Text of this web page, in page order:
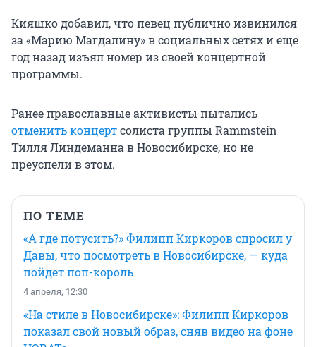
Кияшко добавил, что певец публично извинился
за «Марию Магдалину» в социальных сетях и еще
год назад изъял номер из своей концертной
программы.
Ранее православные активисты пытались
отменить концертсолиста группы Rammstein
Тилля Линдеманна в Новосибирске, но не
преуспели в этом.
ПО ТЕМЕ
«А где потусить?» Филипп Киркоров спросил у
Давы, что посмотреть в Новосибирске, — куда
пойдет поп-король
4 апреля, 12:30
«На стиле в Новосибирске»: Филипп Киркоров
показал свой новый образ, сняв видео на фоне